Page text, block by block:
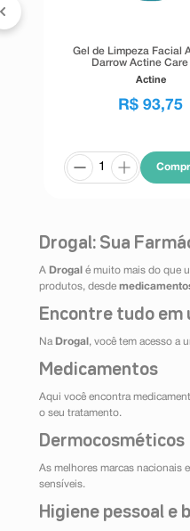
Gel de Limpeza Facial
Darrow Actine Care
Tolerância 400g
Actine
R$ 93,75
Drogal: Sua
A Drogal é muito mais do que
produtos, desde
Encontre tudo em
Na Drogal , você tem acesso a
Medicamentos
Aqui você encontra
o seu tratamento.
Dermocosméticos
As melhores marcas nacionais
sensíveis.
Higiene pessoal e